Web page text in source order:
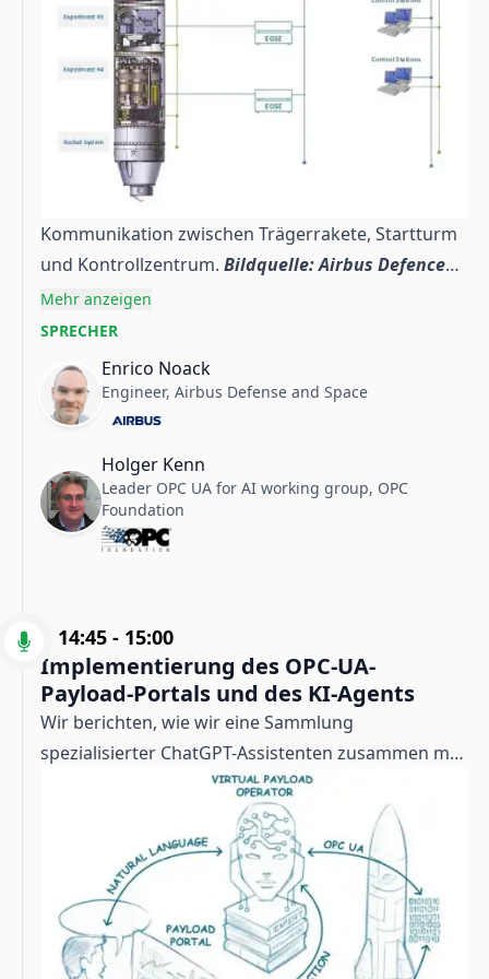
Kommunikation zwischen Trägerrakete, Startturm
und Kontrollzentrum. Bildquelle: Airbus Defence
and Space
Mehr anzeigen
SPRECHER
Enrico Noack
Engineer, Airbus Defense and Space
Holger Kenn
Leader OPC UA for AI working group, OPC
Foundation
14:45 - 15:00
Implementierung des OPC-UA-
Payload-Portals und des KI-Agents
Wir berichten, wie wir eine Sammlung
spezialisierter ChatGPT-Assistenten zusammen mit
eingesetzt haben, um Forschenden die
fernbediente Steuerung des Experimentmoduls
per natürlicher Sprache zu ermöglichen –
einschließlich der Integration von KI-Funktionen in
unser Payload-Portal für einen
benutzerfreundlichen, webbasierten OPC-UA-
Zugang.